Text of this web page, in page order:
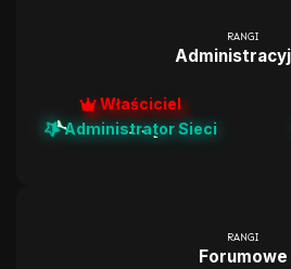
RANGI
Właściciel
Administrator Sieci
RANGI
Forumowe